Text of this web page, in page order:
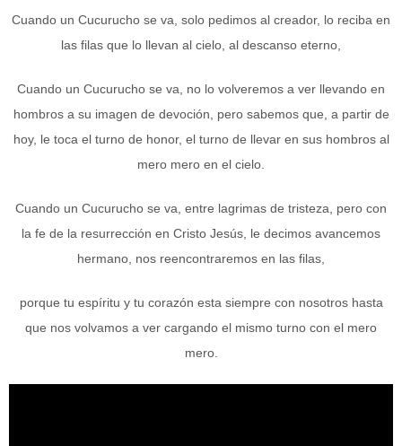
Cuando un Cucurucho se va, solo pedimos al creador, lo reciba en
las filas que lo llevan al cielo, al descanso eterno,
Cuando un Cucurucho se va, no lo volveremos a ver llevando en
hombros a su imagen de devoción, pero sabemos que, a partir de
hoy, le toca el turno de honor, el turno de llevar en sus hombros al
mero mero en el cielo.
Cuando un Cucurucho se va, entre lagrimas de tristeza, pero con
la fe de la resurrección en Cristo Jesús, le decimos avancemos
hermano, nos reencontraremos en las filas,
porque tu espíritu y tu corazón esta siempre con nosotros hasta
que nos volvamos a ver cargando el mismo turno con el mero
mero.